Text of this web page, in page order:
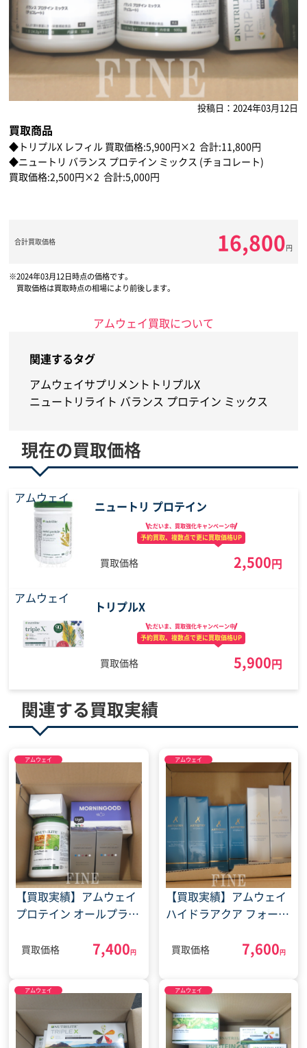
投稿日：2024年03月12日
買取商品
◆トリプルX レフィル 買取価格:5,900円×2 合計:11,800円
◆ニュートリ バランス プロテイン ミックス (チョコレート)
買取価格:2,500円×2 合計:5,000円
合計買取価格 16,800円
2024年03月12日時点の価格です。
買取価格は買取時点の相場により前後します。
アムウェイ買取について
関連するタグ
アムウェイサプリメント トリプルX
ニュートリライト バランス プロテイン ミックス
現在の買取価格
アムウェイ
ニュートリ プロテイン
ただいま、買取強化キャンペーン中
予約買取、複数点で更に買取価格UP
買取価格 2,500円
アムウェイ
トリプルX
ただいま、買取強化キャンペーン中
予約買取、複数点で更に買取価格UP
買取価格 5,900円
関連する買取実績
アムウェイ
【買取実績】アムウェイ
プロテイン オールプラン
モーニンググッド他
買取価格 7,400円
アムウェイ
【買取実績】アムウェイ
ハイドラアクア フォーミ
他(2022年4月26日)
買取価格 7,600円
アムウェイ アムウェイ